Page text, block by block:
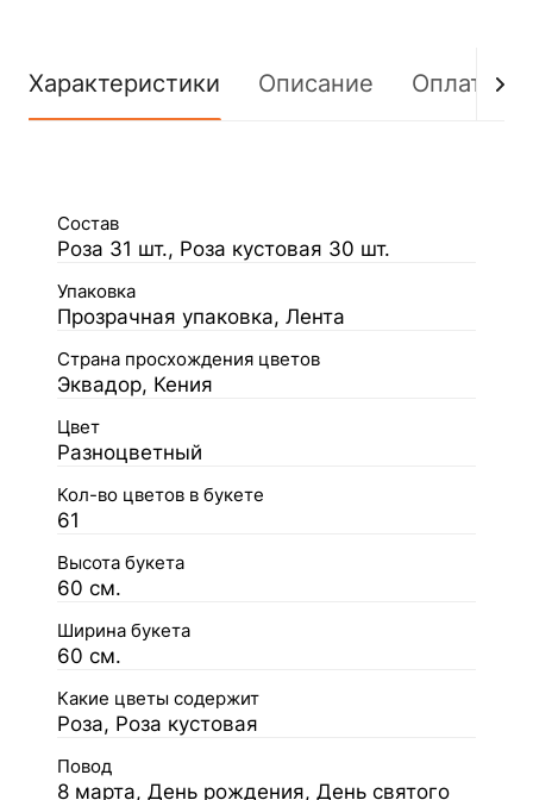
Характеристики Описание Оплата
Состав
Роза 31 шт., Роза кустовая 30 шт.
Упаковка
Прозрачная упаковка, Лента
Страна просхождения цветов
Эквадор, Кения
Цвет
Разноцветный
Кол-во цветов в букете
61
Высота букета
60 см.
Ширина букета
60 см.
Какие цветы содержит
Роза, Роза кустовая
Повод
8 марта, День рождения, День святого